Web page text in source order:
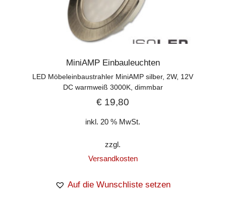
MiniAMP Einbauleuchten
LED Möbeleinbaustrahler MiniAMP silber, 2W, 12V
DC warmweiß 3000K, dimmbar
€ 19,80
inkl. 20 % MwSt.
zzgl.
Versandkosten
Auf die Wunschliste setzen